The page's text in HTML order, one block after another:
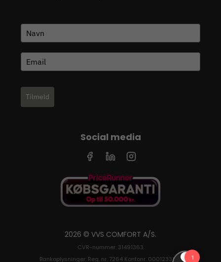
Tilmeld
Social media
2026 © VVS COMFORT A/S.
CVR-nummer: 31491363
Bankoplysninger: Reg. nr. 7264 Kontonr. 0001233126